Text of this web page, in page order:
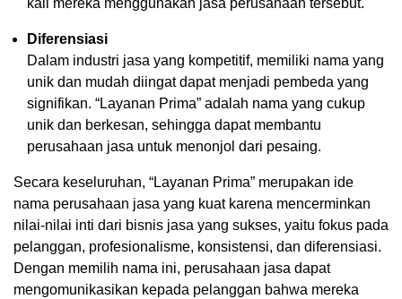
kali mereka menggunakan jasa perusahaan tersebut.
Diferensiasi
Dalam industri jasa yang kompetitif, memiliki nama yang
unik dan mudah diingat dapat menjadi pembeda yang
signifikan. “Layanan Prima” adalah nama yang cukup
unik dan berkesan, sehingga dapat membantu
perusahaan jasa untuk menonjol dari pesaing.
Secara keseluruhan, “Layanan Prima” merupakan ide
nama perusahaan jasa yang kuat karena mencerminkan
nilai-nilai inti dari bisnis jasa yang sukses, yaitu fokus pada
pelanggan, profesionalisme, konsistensi, dan diferensiasi.
Dengan memilih nama ini, perusahaan jasa dapat
mengomunikasikan kepada pelanggan bahwa mereka